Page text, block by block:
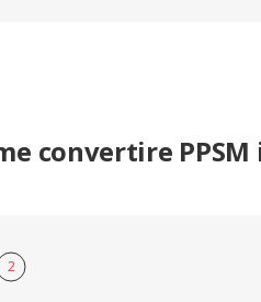
convertire PPSM
2